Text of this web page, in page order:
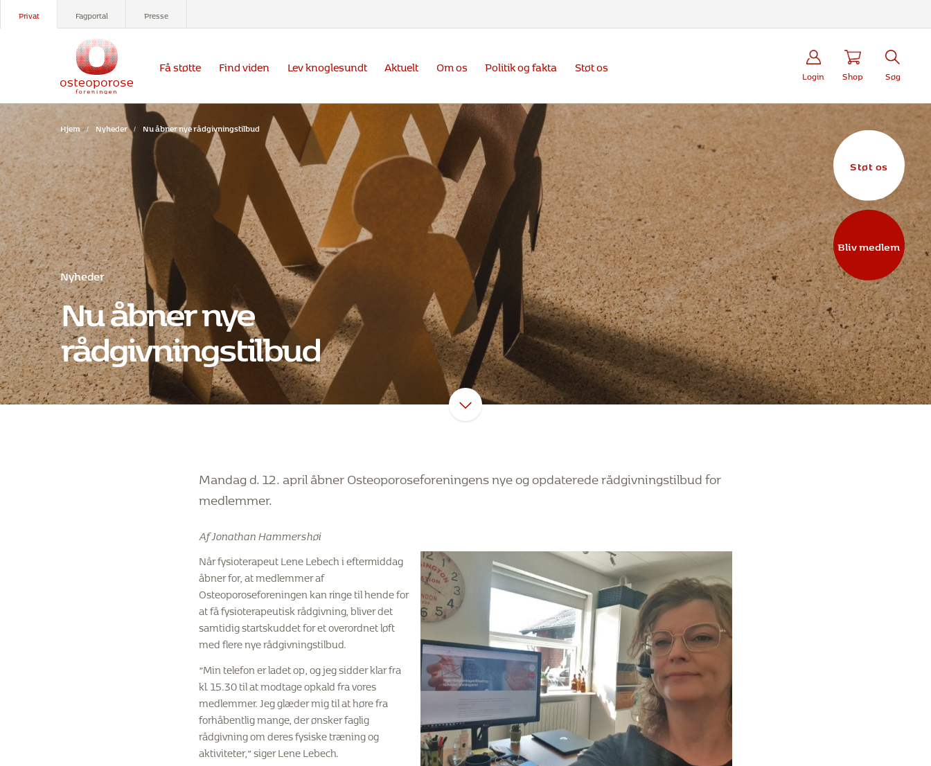
Privat Fagportal Presse
Støt os
Bliv medlem
Få støtte Find viden Lev knoglesundt Aktuelt Om os Politik og fakta Støt os Login Shop Søg
Hjem / Nyheder / Nu åbner nye rådgivningstilbud
Nyheder
Nu åbner nye
rådgivningstilbud
Mandag d. 12. april åbner Osteoporoseforeningens nye og opdaterede rådgivningstilbud for
medlemmer.
Af Jonathan Hammershøi
Når fysioterapeut Lene Lebech i eftermiddag
åbner for, at medlemmer af
Osteoporoseforeningen kan ringe til hende for
at få fysioterapeutisk rådgivning, bliver det
samtidig startskuddet for et overordnet løft
med flere nye rådgivningstilbud.
”Min telefon er ladet op, og jeg sidder klar fra
kl. 15.30 til at modtage opkald fra vores
medlemmer. Jeg glæder mig til at høre fra
forhåbentlig mange, der ønsker faglig
rådgivning om deres fysiske træning og
aktiviteter,” siger Lene Lebech.